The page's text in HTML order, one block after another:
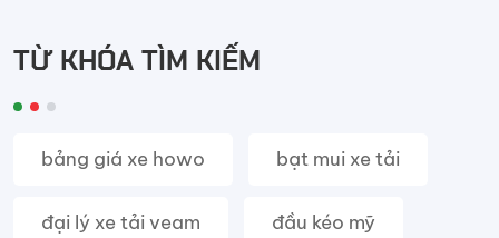
TỪ KHÓA TÌM KIẾM
bảng giá xe howo bạt mui xe tải
đại lý xe tải veam đầu kéo mỹ